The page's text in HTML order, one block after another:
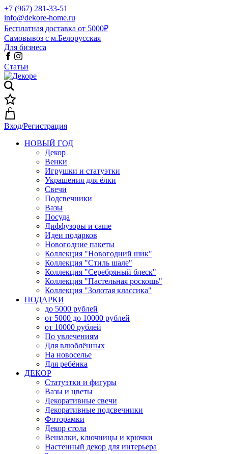
+7 (967) 281-33-51
info@dekore-home.ru
Бесплатная доставка от 5000₽
Самовывоз с м.Белорусская
Для бизнеса
Статьи
Вход/Регистрация
НОВЫЙ ГОД
Декор
Венки
Игрушки и статуэтки
Украшения для ёлки
Свечи
Подсвечники
Вазы
Посуда
Диффузоры и саше
Идеи подарков
Новогодние пакеты
Коллекция "Новогодний шик"
Коллекция "Стиль шале"
Коллекция "Серебряный блеск"
Коллекция "Пастельная роскошь"
Коллекция "Золотая классика"
ПОДАРКИ
до 5000 рублей
от 5000 до 10000 рублей
от 10000 рублей
По увлечениям
Для влюблённых
На новоселье
Для ребёнка
ДЕКОР
Статуэтки и фигуры
Вазы и цветы
Декоративные свечи
Декоративные подсвечники
Фоторамки
Декор стола
Вешалки, ключницы и крючки
Настенный декор для интерьера